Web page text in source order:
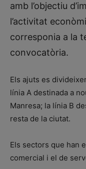
amb l’objectiu
l’activitat
corresponia a la
convocatòria.
Els ajuts es
línia A destinada a
Manresa; la línia B
resta de la ciutat.
Els sectors que han
comercial i el de